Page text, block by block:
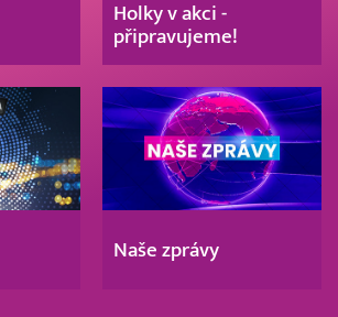
Holky v akci -
připravujeme!
Naše zprávy